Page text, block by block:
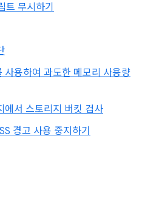
무시하기
사용하여 과도한 메모리 사용량
에서 스토리지 버킷 검사
경고 사용 중지하기